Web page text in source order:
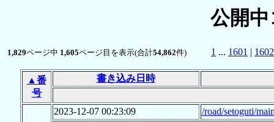
公開
1,829ページ中 1,605ページ目を表示(合計54,862件) 1 ... 1601 | 1602
▲番
号
書き込み日時
2023-12-07 00:23:09
/road/setoguti/